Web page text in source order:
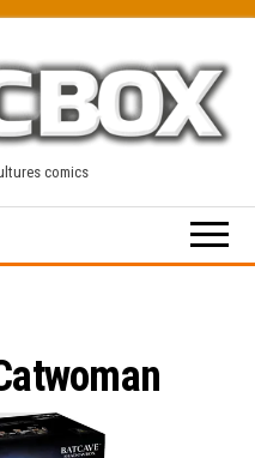
comics